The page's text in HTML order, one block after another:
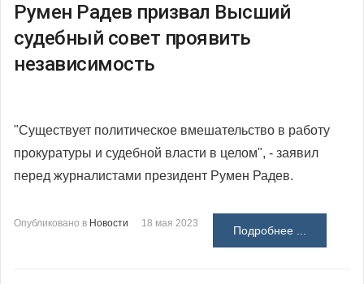
Румен Радев призвал Высший
судебный совет проявить
независимость
"Существует политическое вмешательство в работу
прокуратуры и судебной власти в целом", - заявил
перед журналистами президент Румен Радев.
Опубликовано в Новости 18 мая 2023
Подробнее ...